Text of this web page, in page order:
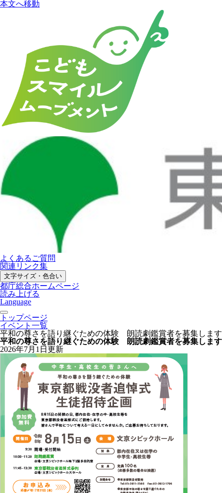
本文へ移動
よくあるご質問
関連リンク集
文字サイズ・色合い
都庁総合ホームページ
読み上げる
Language
トップページ
イベント一覧
平和の尊さを語り継ぐための体験 朗読劇鑑賞者を募集します
平和の尊さを語り継ぐための体験 朗読劇鑑賞者を募集します
2026年7月1日更新